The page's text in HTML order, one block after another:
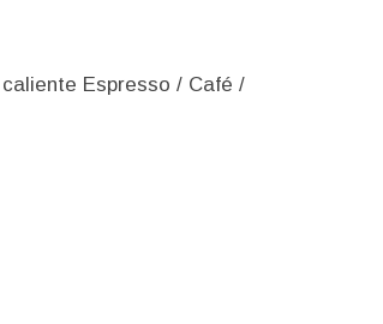
Espresso / Café /